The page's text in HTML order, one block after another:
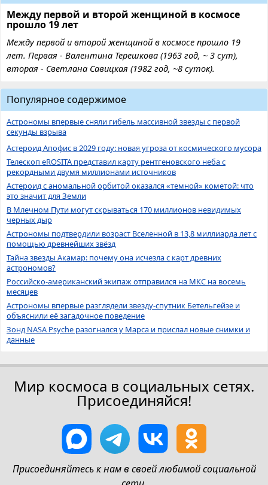
Между первой и второй женщиной в космосе
прошло 19 лет
Между первой и второй женщиной в космосе прошло 19
лет. Первая - Валентина Терешкова (1963 год, ~ 3 сут),
вторая - Светлана Савицкая (1982 год, ~8 суток).
Популярное содержимое
Астрономы впервые сняли гибель массивной звезды с первой
секунды взрыва
Астероид Апофис в 2029 году: новая угроза от космического мусора
Телескоп eROSITA представил карту рентгеновского неба с
рекордными двумя миллионами источников
Астероид с аномальной орбитой оказался «темной» кометой: что
это значит для Земли
В Млечном Пути могут скрываться 170 миллионов невидимых
черных дыр
Астрономы подтвердили возраст Вселенной в 13,8 миллиарда лет с
помощью древнейших звёзд
Тайна звезды Акамар: почему она исчезла с карт древних
астрономов?
Российско-американский экипаж отправился на МКС на восемь
месяцев
Астрономы впервые разглядели звезду-спутник Бетельгейзе и
объяснили её загадочное поведение
Зонд NASA Psyche разогнался у Марса и прислал новые снимки и
данные
Мир космоса в социальных сетях.
Присоединяйся!
Присоединяйтесь к нам в своей любимой социальной